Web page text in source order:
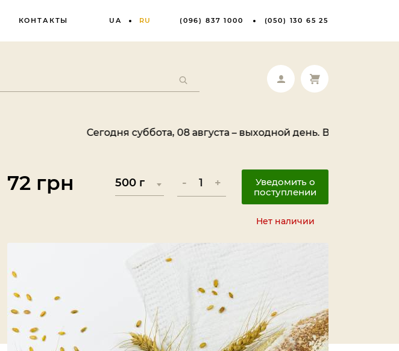
КОНТАКТЫ UA RU (096) 837 1000 (050) 130 65 25
Сегодня суббота, 08 августа – выходной день. Ваш заказ будет
72 грн - +
Уведомить о
поступлении
Нет наличии